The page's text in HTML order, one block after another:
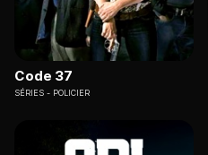
Code 37
SÉRIES POLICIER